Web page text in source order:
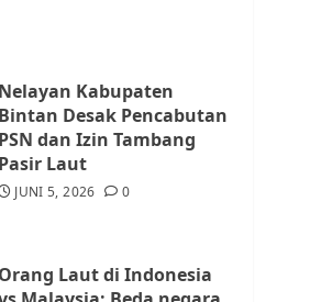
Warga Rempang Ajukan
Audiensi dengan Wali
Kota Batam, Soroti
Aktivitas yang Resahkan
Tim Advokasi Desak BP
Nelayan Kabupaten
Bintan Desak Pencabutan
PSN dan Izin Tambang
Pasir Laut
JUNI 5, 2026 0
Orang Laut di Indonesia